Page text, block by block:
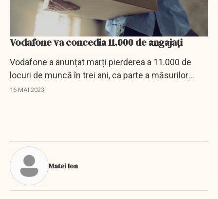
Vodafone va concedia 11.000 de angajați
Vodafone a anunțat marți pierderea a 11.000 de
locuri de muncă în trei ani, ca parte a măsurilor
adoptate de directorul general, Margherita Della
16 MAI 2023
Matei Ion